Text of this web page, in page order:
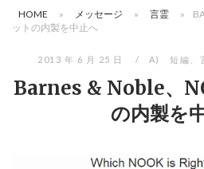
HOME » メッセージ » 言霊 »
ットの内製を中止へ
2013 年 6 月 25 日 A) 短編
Barnes & Noble、
の内製を